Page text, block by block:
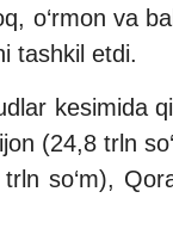
o‘rmon va
tashkil etdi.
kesimida
(24,8 trln
so‘m),